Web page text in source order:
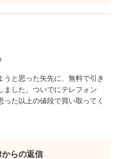
と思った矢先に、無料で引き
ました。ついでにテレフォン
た以上の値段で買い取ってく
らの返信